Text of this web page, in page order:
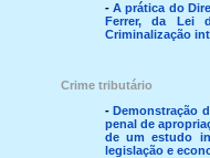
- A prática do
Ferrer, da Lei
Criminalização
Crime tributário
- Demonstração
penal de
de um estudo
legislação e